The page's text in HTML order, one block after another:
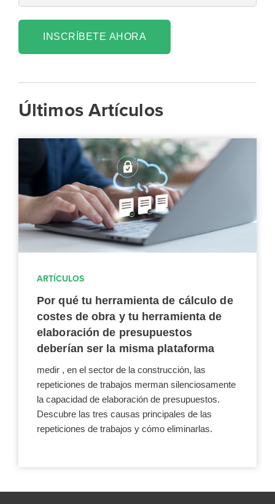
INSCRÍBETE AHORA
Últimos Artículos
ARTÍCULOS
Por qué tu herramienta de cálculo de
costes de obra y tu herramienta de
elaboración de presupuestos
deberían ser la misma plataforma
medir , en el sector de la construcción, las
repeticiones de trabajos merman silenciosamente
la capacidad de elaboración de presupuestos.
Descubre las tres causas principales de las
repeticiones de trabajos y cómo eliminarlas.